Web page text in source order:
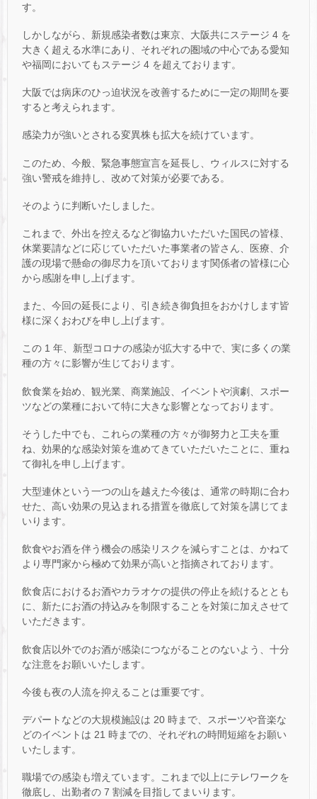
す。
しかしながら、新規感染者数は東京、大阪共にステージ 4 を
大きく超える水準にあり、それぞれの圏域の中心である愛知
や福岡においてもステージ 4 を超えております。
大阪では病床のひっ迫状況を改善するために一定の期間を要
すると考えられます。
感染力が強いとされる変異株も拡大を続けています。
このため、今般、緊急事態宣言を延長し、ウィルスに対する
強い警戒を維持し、改めて対策が必要である。
そのように判断いたしました。
これまで、外出を控えるなど御協力いただいた国民の皆様、
休業要請などに応じていただいた事業者の皆さん、医療、介
護の現場で懸命の御尽力を頂いております関係者の皆様に心
から感謝を申し上げます。
また、今回の延長により、引き続き御負担をおかけします皆
様に深くおわびを申し上げます。
この 1 年、新型コロナの感染が拡大する中で、実に多くの業
種の方々に影響が生じております。
飲食業を始め、観光業、商業施設、イベントや演劇、スポー
ツなどの業種において特に大きな影響となっております。
そうした中でも、これらの業種の方々が御努力と工夫を重
ね、効果的な感染対策を進めてきていただいたことに、重ね
て御礼を申し上げます。
大型連休という一つの山を越えた今後は、通常の時期に合わ
せた、高い効果の見込まれる措置を徹底して対策を講じてま
いります。
飲食やお酒を伴う機会の感染リスクを減らすことは、かねて
より専門家から極めて効果が高いと指摘されております。
飲食店におけるお酒やカラオケの提供の停止を続けるととも
に、新たにお酒の持込みを制限することを対策に加えさせて
いただきます。
飲食店以外でのお酒が感染につながることのないよう、十分
な注意をお願いいたします。
今後も夜の人流を抑えることは重要です。
デパートなどの大規模施設は 20 時まで、スポーツや音楽な
どのイベントは 21 時までの、それぞれの時間短縮をお願い
いたします。
職場での感染も増えています。これまで以上にテレワークを
徹底し、出勤者の 7 割減を目指してまいります。